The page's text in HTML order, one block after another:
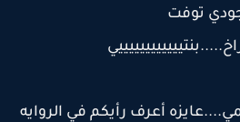
توفت
أعرف رأيكم في الروايه